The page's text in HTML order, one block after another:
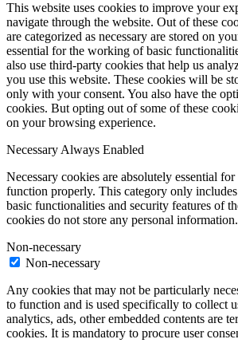
This website uses cookies to improve your
navigate through the website. Out of these
are categorized as necessary are stored on
essential for the working of basic
also use third-party cookies that help us
you use this website. These cookies will be
only with your consent. You also have the
cookies. But opting out of some of these
on your browsing experience.
NecessaryAlways Enabled
Necessary cookies are absolutely essential
function properly. This category only
basic functionalities and security features of
cookies do not store any personal information.
Non-necessary
Non-necessary
Any cookies that may not be particularly
to function and is used specifically to collect
analytics, ads, other embedded contents are
cookies. It is mandatory to procure user